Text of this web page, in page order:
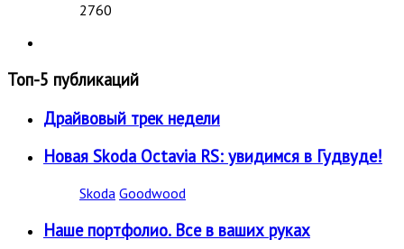
2760
Топ-5 публикаций
Драйвовый трек недели
Новая Skoda Octavia RS: увидимся в Гудвуде!
Skoda Goodwood
Наше портфолио. Все в ваших руках